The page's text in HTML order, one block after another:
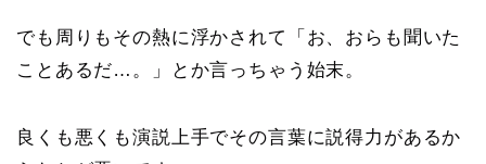
でも周りもその熱に浮かされて「お、おらも聞いた
ことあるだ…。」とか言っちゃう始末。
良くも悪くも演説上手でその言葉に説得力があるか